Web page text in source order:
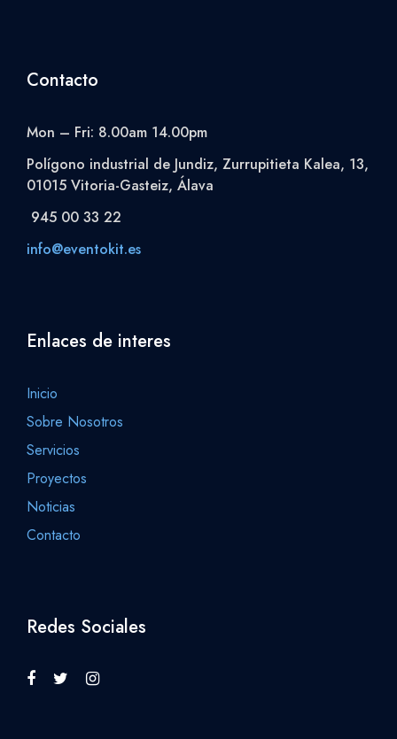
Contacto
Mon – Fri: 8.00am 14.00pm
Polígono industrial de Jundiz, Zurrupitieta Kalea, 13,
01015 Vitoria-Gasteiz, Álava
945 00 33 22
info@eventokit.es
Enlaces de interes
Inicio
Sobre Nosotros
Servicios
Proyectos
Noticias
Contacto
Redes Sociales